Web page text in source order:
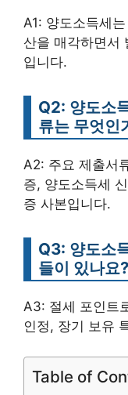
A1: 양도소득세
산을 매각하면서
입니다.
Q2: 양도소
류는 무엇인
A2: 주요 제출서
증, 양도소득세
증 사본입니다.
Q3: 양도소
들이 있나요?
A3: 절세 포인트
인정, 장기 보유
Table of